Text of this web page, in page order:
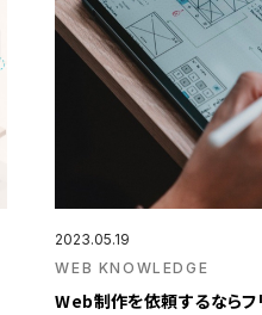
2023.05.19
WEB KNOWLEDGE
Web制作を依頼するならフ